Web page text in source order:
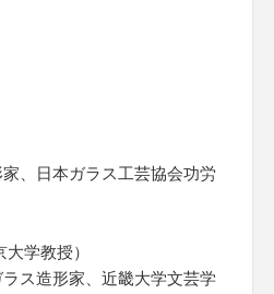
、日本ガラス工芸協会功労
学教授）
ス造形家、近畿大学文芸学